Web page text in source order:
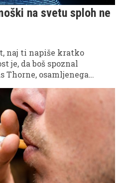
na svetu sploh ne
naj ti napiše kratko
je, da boš spoznal
Thorne, osamljenega
vsi neodvisno drug od
Cornellova
zakaj, in odgovor pove
inteligenca dejansko